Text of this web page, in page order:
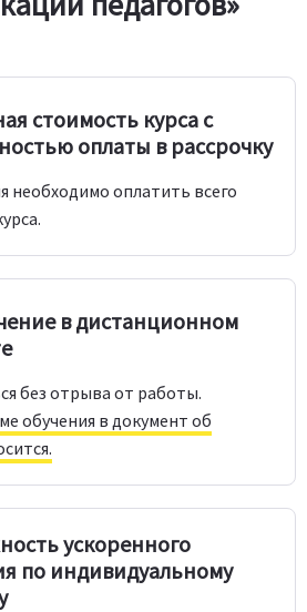
стоимость курса с
оплаты в рассрочку
необходимо оплатить всего
в дистанционном
без отрыва от работы.
обучения в документ об
ускоренного
по индивидуальному